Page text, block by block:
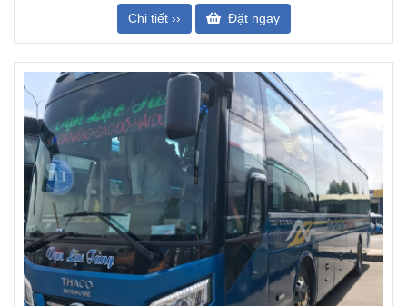
Chi tiết ›› Đặt ngay